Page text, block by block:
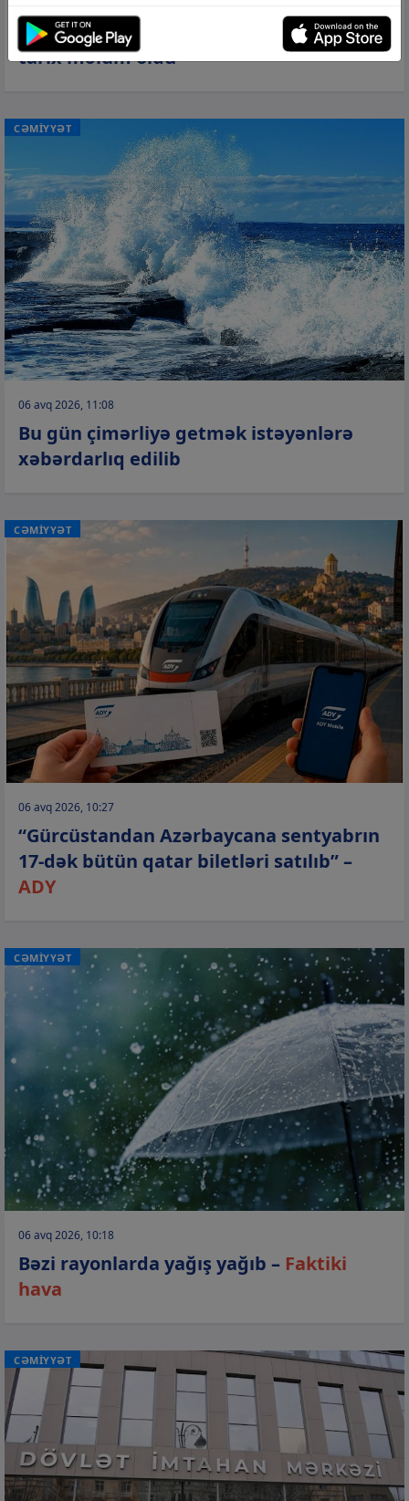
Avqust ayı üzrə pensiyaların veriləcəyi
tarix məlum oldu
CƏMİYYƏT
06 avq 2026, 11:08
Bu gün çimərliyə getmək istəyənlərə
xəbərdarlıq edilib
CƏMİYYƏT
06 avq 2026, 10:27
“Gürcüstandan Azərbaycana sentyabrın
17-dək bütün qatar biletləri satılıb” –
ADY
CƏMİYYƏT
06 avq 2026, 10:18
Bəzi rayonlarda yağış yağıb – Faktiki
hava
CƏMİYYƏT